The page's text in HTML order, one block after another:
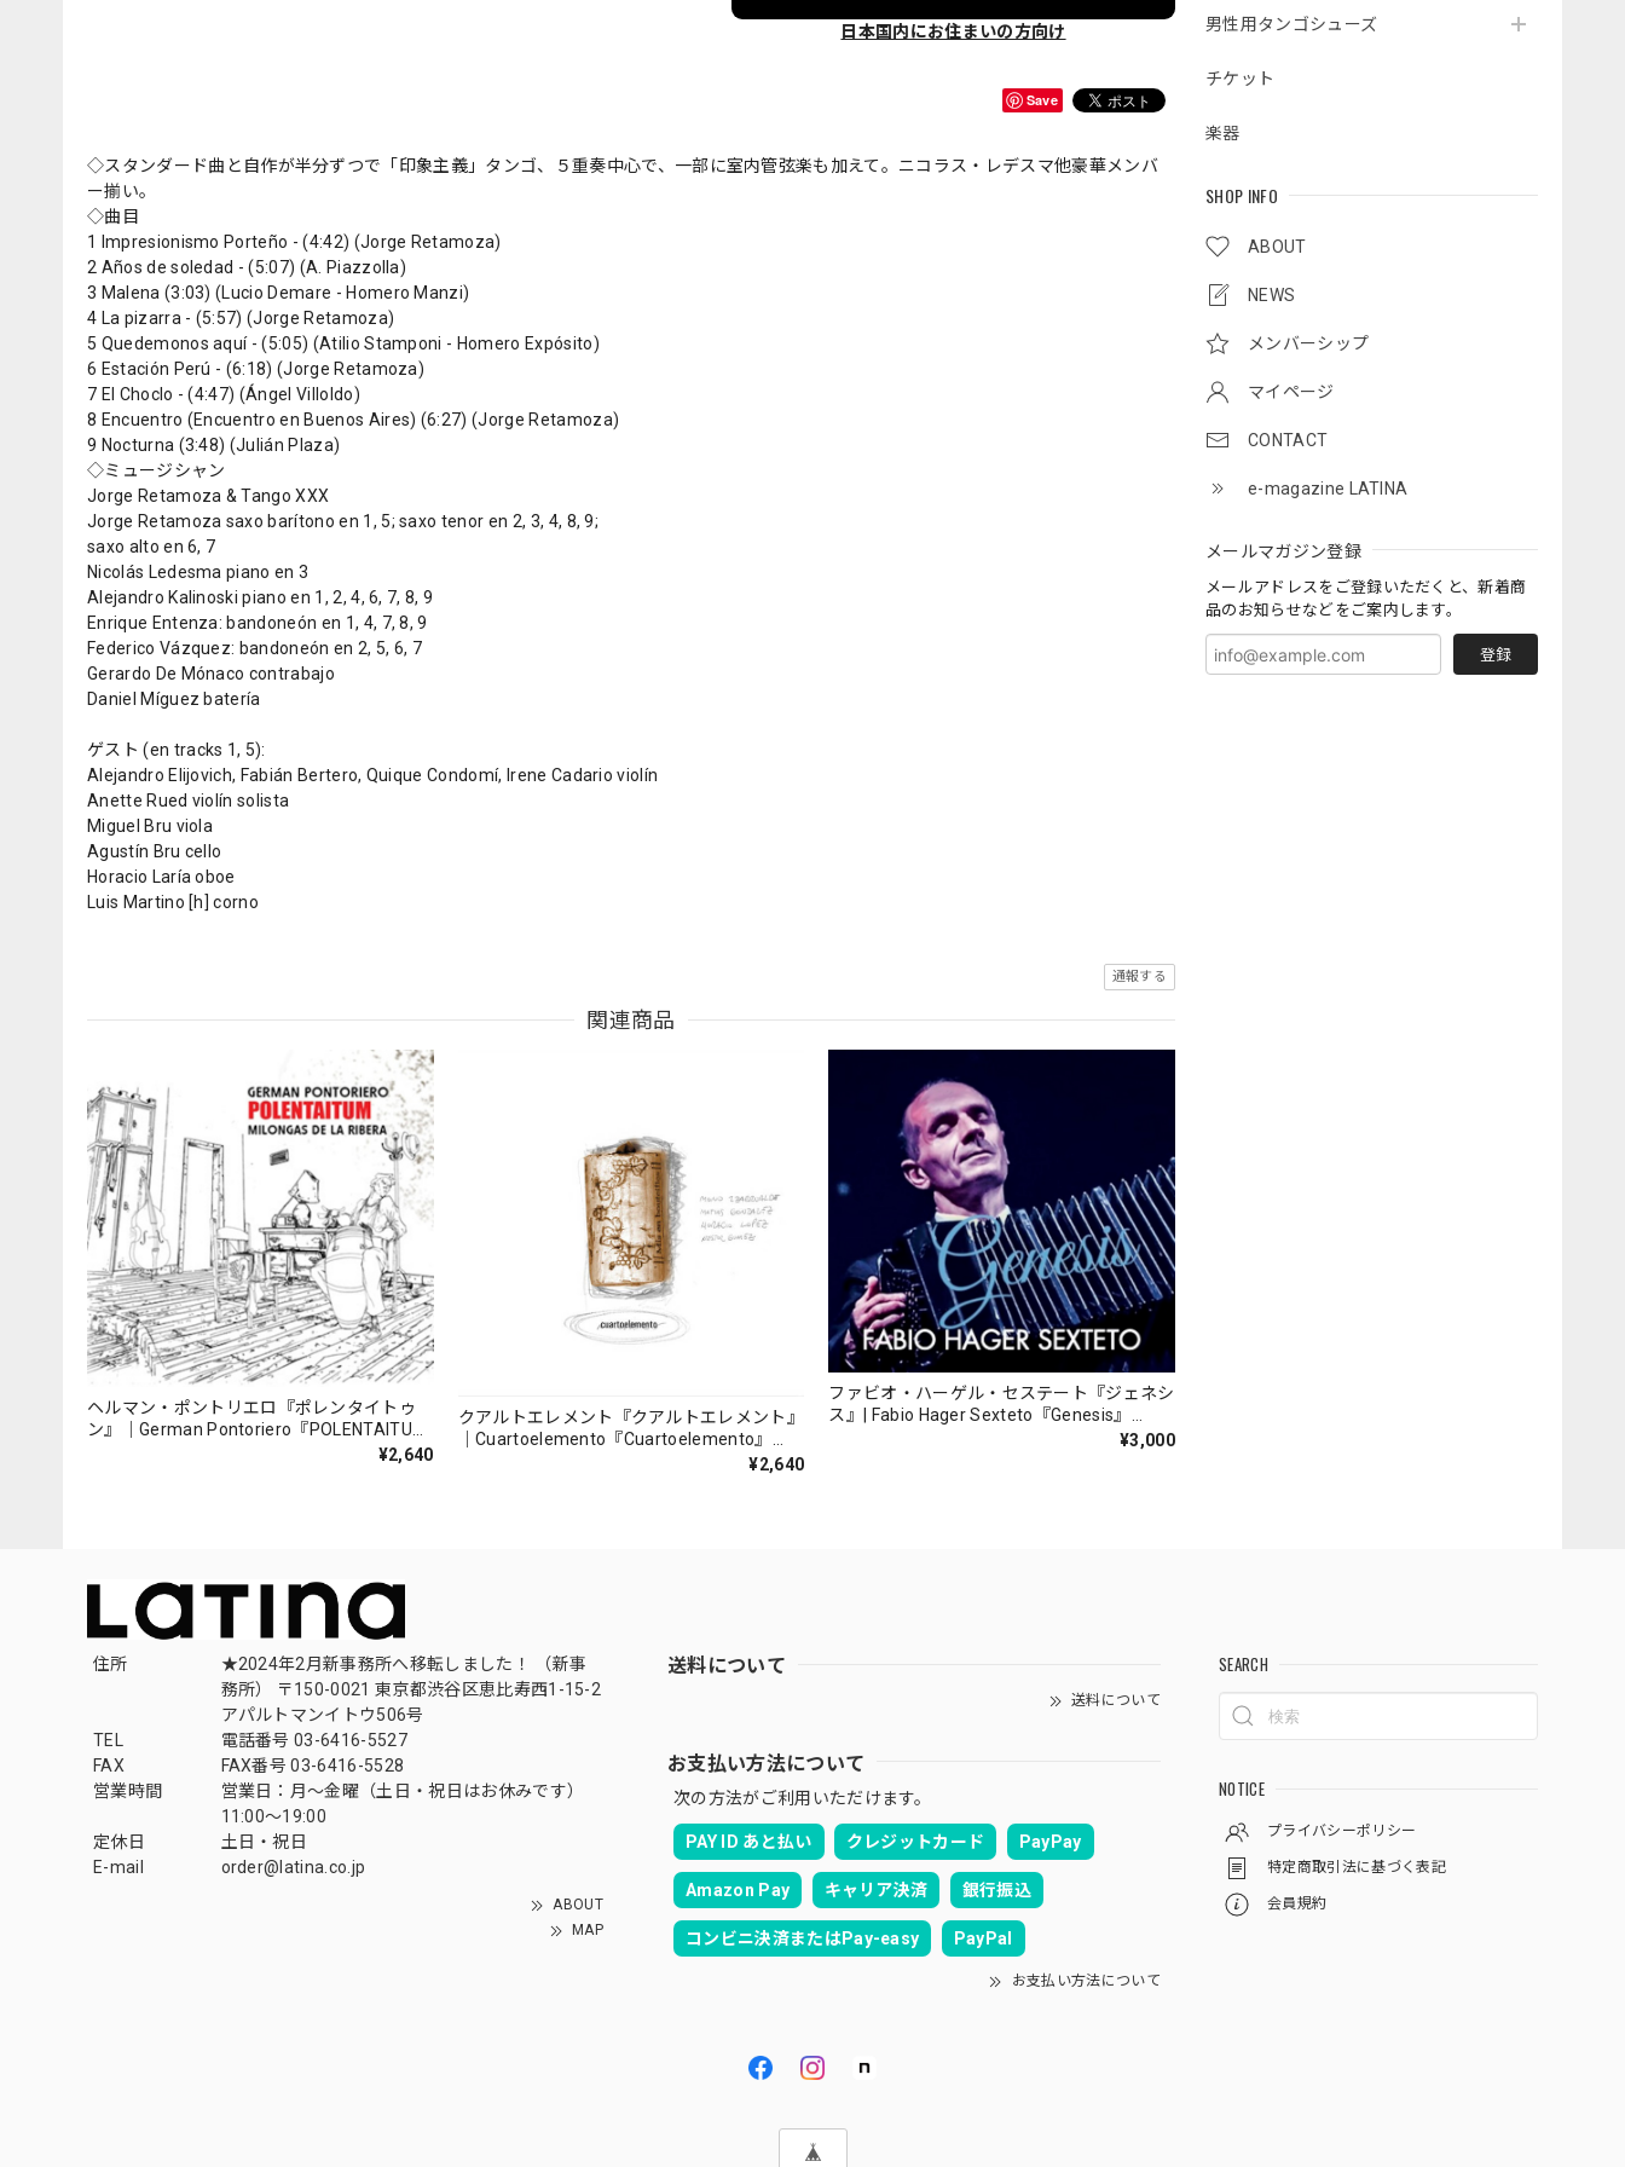
男性用タンゴシューズ
チケット
楽器
SHOP INFO
ABOUT
NEWS
メンバーシップ
マイページ
CONTACT
e-magazine LATINA
メールマガジン登録
メールアドレスをご登録いただくと、新着商
品のお知らせなどをご案内します。
登録
日本国内にお住まいの方向け
Save
◇スタンダード曲と自作が半分ずつで「印象主義」タンゴ、５重奏中心で、一部に室内管弦楽も加えて。ニコラス・レデスマ他豪華メンバ
ー揃い。
◇曲目
1 Impresionismo Porteño - (4:42) (Jorge Retamoza)
2 Años de soledad - (5:07) (A. Piazzolla)
3 Malena (3:03) (Lucio Demare - Homero Manzi)
4 La pizarra - (5:57) (Jorge Retamoza)
5 Quedemonos aquí - (5:05) (Atilio Stamponi - Homero Expósito)
6 Estación Perú - (6:18) (Jorge Retamoza)
7 El Choclo - (4:47) (Ángel Villoldo)
8 Encuentro (Encuentro en Buenos Aires) (6:27) (Jorge Retamoza)
9 Nocturna (3:48) (Julián Plaza)
◇ミュージシャン
Jorge Retamoza & Tango XXX
Jorge Retamoza saxo barítono en 1, 5; saxo tenor en 2, 3, 4, 8, 9;
saxo alto en 6, 7
Nicolás Ledesma piano en 3
Alejandro Kalinoski piano en 1, 2, 4, 6, 7, 8, 9
Enrique Entenza: bandoneón en 1, 4, 7, 8, 9
Federico Vázquez: bandoneón en 2, 5, 6, 7
Gerardo De Mónaco contrabajo
Daniel Míguez batería
ゲスト (en tracks 1, 5):
Alejandro Elijovich, Fabián Bertero, Quique Condomí, Irene Cadario violín
Anette Rued violín solista
Miguel Bru viola
Agustín Bru cello
Horacio Laría oboe
Luis Martino [h] corno
通報する
関連商品
ヘルマン・ポントリエロ『ポレンタイトゥ
ン』｜German Pontoriero『POLENTAITUM
¥2,640
クアルトエレメント『クアルトエレメント』
｜Cuartoelemento『Cuartoelemento』
¥2,640
ファビオ・ハーゲル・セステート『ジェネシ
ス』| Fabio Hager Sexteto『Genesis』
¥3,000
住所
★2024年2月新事務所へ移転しました！ （新事
務所） 〒150-0021 東京都渋谷区恵比寿西1-15-2
アパルトマンイトウ506号
TEL
電話番号 03-6416-5527
FAX
FAX番号 03-6416-5528
営業時間
営業日：月〜金曜（土日・祝日はお休みです）
11:00〜19:00
定休日
土日・祝日
E-mail
order@latina.co.jp
ABOUT
MAP
送料について
送料について
お支払い方法について
次の方法がご利用いただけます。
PAY ID あと払い クレジットカード PayPay
Amazon Pay キャリア決済 銀行振込
コンビニ決済またはPay-easy PayPal
お支払い方法について
SEARCH
NOTICE
プライバシーポリシー
特定商取引法に基づく表記
会員規約